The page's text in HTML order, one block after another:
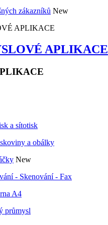
zákazníků New
APLIKACE
APLIKACE
a sítotisk
a obálky
New
- Skenování - Fax
A4
průmysl